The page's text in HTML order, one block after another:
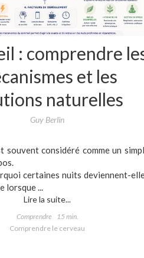
: comprendre
et les
naturelles
Guy Berlin
souvent considéré comme un
certaines nuits deviennent-
lorsque ...
Lire la suite...
Comprendre
15 min.
Comprendre le cerveau